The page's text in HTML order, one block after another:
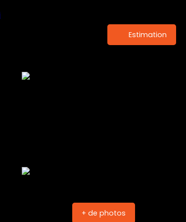
Estimation
+ de photos